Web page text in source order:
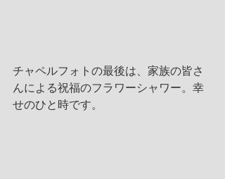
チャペルフォトの最後は、家族の皆さ
んによる祝福のフラワーシャワー。幸
せのひと時です。